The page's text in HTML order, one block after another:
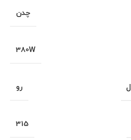
چدن
380W
رو
315